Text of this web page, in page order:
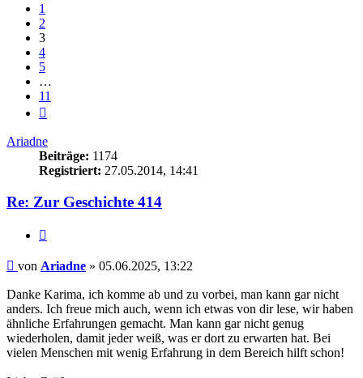
1
2
3
4
5
…
11
Ariadne
Beiträge: 1174
Registriert: 27.05.2014, 14:41
Re: Zur Geschichte 414
Beitrag
von Ariadne » 05.06.2025, 13:22
Danke Karima, ich komme ab und zu vorbei, man kann gar nicht
anders. Ich freue mich auch, wenn ich etwas von dir lese, wir haben
ähnliche Erfahrungen gemacht. Man kann gar nicht genug
wiederholen, damit jeder weiß, was er dort zu erwarten hat. Bei
vielen Menschen mit wenig Erfahrung in dem Bereich hilft schon!